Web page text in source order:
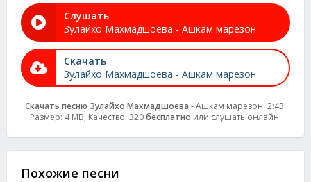
Слушать
Зулайхо Махмадшоева - Ашкам марезон
Скачать
Зулайхо Махмадшоева - Ашкам марезон
Скачать песню Зулайхо Махмадшоева - Ашкам марезон: 2:43,
Размер: 4 MB, Качество: 320бесплатно или слушать онлайн!
Похожие песни